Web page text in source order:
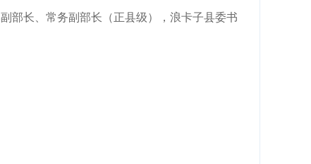
部长、常务副部长（正县级），浪卡子县委书